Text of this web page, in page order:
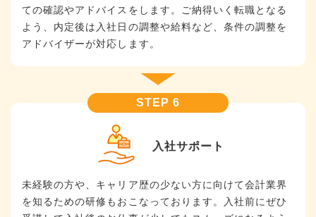
ての確認やアドバイスをします。ご納得いく転職となる
よう、内定後は入社日の調整や給料など、条件の調整を
アドバイザーが対応します。
入社サポート
未経験の方や、キャリア歴の少ない方に向けて会計業界
を知るための研修もおこなっております。入社前にぜひ